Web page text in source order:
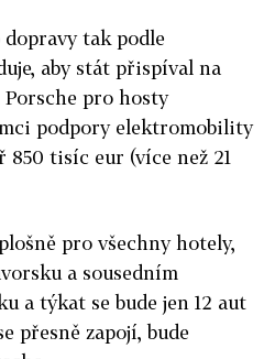
tak podle
aby stát přispíval na
pro hosty
podpory elektromobility
tisíc eur (více než 21
pro všechny hotely,
a sousedním
a týkat se bude jen 12 aut
přesně zapojí, bude